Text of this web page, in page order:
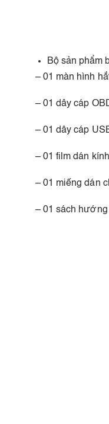
Bộ sản phẩm
– 01 màn hình
– 01 dây cáp
– 01 dây cáp
– 01 film dán kính
– 01 miếng dán
– 01 sách